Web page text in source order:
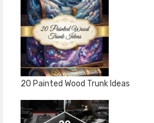
20 Painted Wood Trunk Ideas